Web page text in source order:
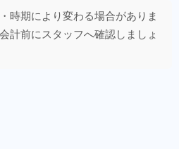
時期により変わる場合がありま
計前にスタッフへ確認しましょ